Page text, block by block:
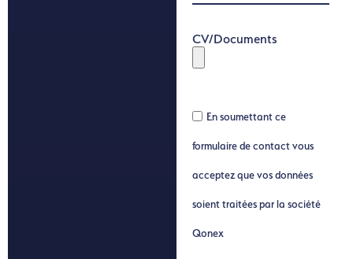
CV/Documents
En soumettant ce
formulaire de contact vous
acceptez que vos données
soient traitées par la société
Qonex